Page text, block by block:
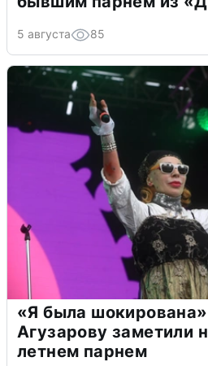
5 августа 85
«Я была
Агузарову заметили
летнем парнем